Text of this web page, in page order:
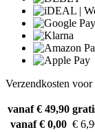
Verzendkosten voor
vanaf € 49,90
vanaf € 0,00 €